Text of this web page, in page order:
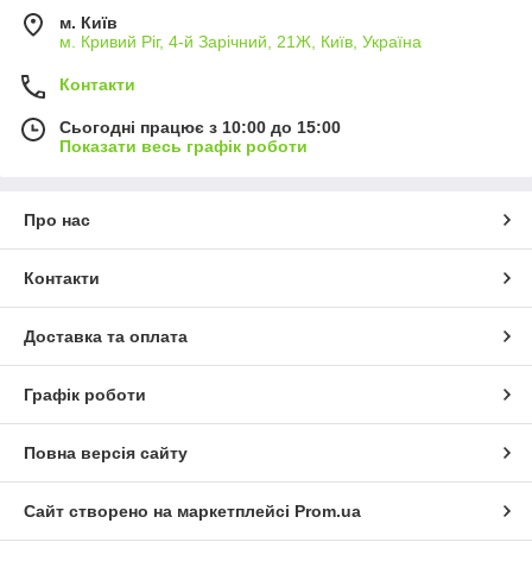
м. Київ
м. Кривий Ріг, 4-й Зарічний, 21Ж, Київ, Україна
Контакти
Сьогодні працює з 10:00 до 15:00
Показати весь графік роботи
Про нас
Контакти
Доставка та оплата
Графік роботи
Повна версія сайту
Сайт створено на маркетплейсі Prom.ua